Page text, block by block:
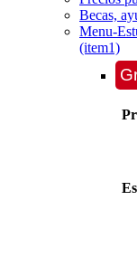
Becas,
Menu-
(item1)